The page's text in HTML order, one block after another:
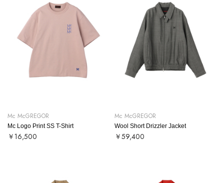
Mc McGREGOR
Mc Logo Print SS T-Shirt
￥16,500
Mc McGREGOR
Wool Short Drizzler Jacket
￥59,400